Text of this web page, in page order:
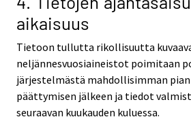
aikaisuus
Tietoon tullutta rikollisuutta
neljännesvuosiaineistot poimitaan
järjestelmästä mahdollisimman
päättymisen jälkeen ja tiedot
seuraavan kuukauden kuluessa.